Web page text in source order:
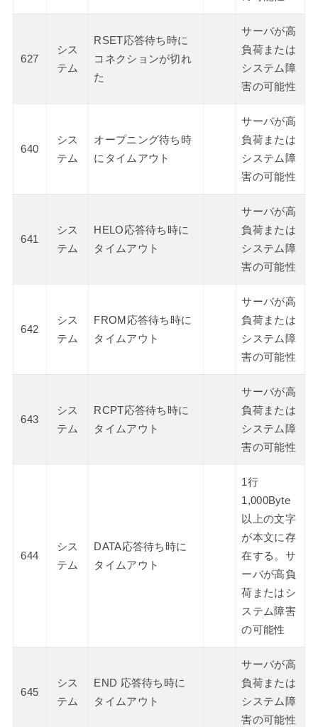
627
シス
テム
RSET応答待ち時に
コネクションが切れ
た
サーバが高
負荷または
システム障
害の可能性
640
シス
テム
オープニング待ち時
にタイムアウト
サーバが高
負荷または
システム障
害の可能性
641
シス
テム
HELO応答待ち時に
タイムアウト
サーバが高
負荷または
システム障
害の可能性
642
シス
テム
FROM応答待ち時に
タイムアウト
サーバが高
負荷または
システム障
害の可能性
643
シス
テム
RCPT応答待ち時に
タイムアウト
サーバが高
負荷または
システム障
害の可能性
644
シス
テム
DATA応答待ち時に
タイムアウト
1行
1,000Byte
以上の文字
が本文に存
在する。サ
ーバが高負
荷またはシ
ステム障害
の可能性
645
シス
テム
END 応答待ち時に
タイムアウト
サーバが高
負荷または
システム障
害の可能性